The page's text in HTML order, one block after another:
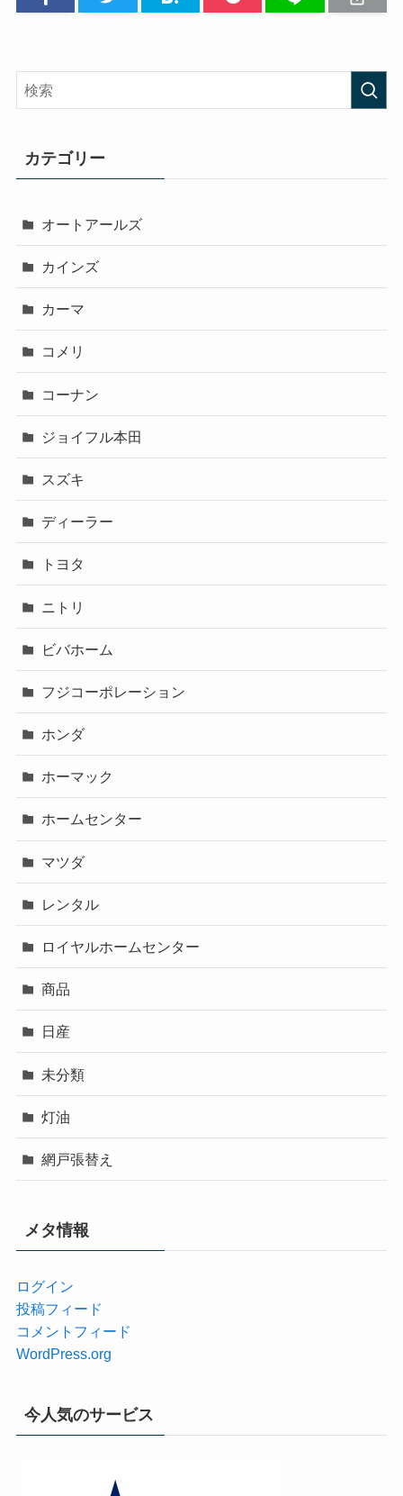
カテゴリー
オートアールズ
カインズ
カーマ
コメリ
コーナン
ジョイフル本田
スズキ
ディーラー
トヨタ
ニトリ
ビバホーム
フジコーポレーション
ホンダ
ホーマック
ホームセンター
マツダ
レンタル
ロイヤルホームセンター
商品
日産
未分類
灯油
網戸張替え
メタ情報
ログイン
投稿フィード
コメントフィード
WordPress.org
今人気のサービス